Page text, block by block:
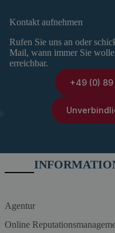
Kontakt aufnehmen
Rufen Sie uns an oder
Mail, wann immer Sie
erreichbar.
+49 (0) 89
Agentur
Online